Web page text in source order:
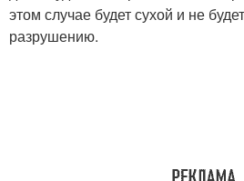
этом случае будет сухой и не
разрушению.